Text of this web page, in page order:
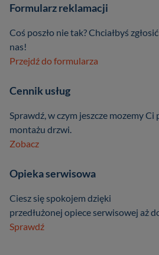
Formularz reklamacji
Coś poszło nie tak? Chciałbyś
nas!
Przejdź do formularza
Cennik usług
Sprawdź, w czym jeszcze mozemy Ci
montażu drzwi.
Zobacz
Opieka serwisowa
Ciesz się spokojem dzięki
przedłużonej opiece serwisowej aż
Sprawdź